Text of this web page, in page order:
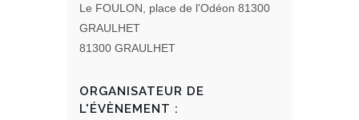
Le FOULON, place de l'Odéon 81300
GRAULHET
81300 GRAULHET
ORGANISATEUR DE
L'ÉVÈNEMENT :